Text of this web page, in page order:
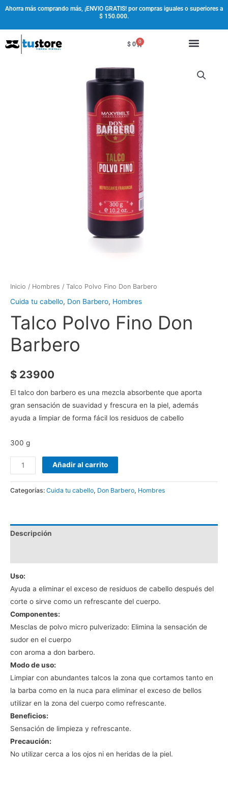
contenido
Ahorra más comprando más, ¡ENVIO GRATIS! por compras iguales o superiores a
$ 150.000.
$0 0
Cart
Inicio / Hombres / Talco Polvo Fino Don Barbero
Cuida tu cabello, Don Barbero, Hombres
Talco Polvo Fino Don
Barbero
$ 23900
El talco don barbero es una mezcla absorbente que aporta
gran sensación de suavidad y frescura en la piel, además
ayuda a limpiar de forma fácil los residuos de cabello
300 g
Añadir al carrito
Categorías: Cuida tu cabello, Don Barbero, Hombres
Descripción
Uso:
Ayuda a eliminar el exceso de residuos de cabello después del
corte o sirve como un refrescante del cuerpo.
Componentes:
Mesclas de polvo micro pulverizado: Elimina la sensación de
sudor en el cuerpo
con aroma a don barbero.
Modo de uso:
Limpiar con abundantes talcos la zona que cortamos tanto en
la barba como en la nuca para eliminar el exceso de bellos
utilizar en la zona del cuerpo como refrescante.
Beneficios:
Sensación de limpieza y refrescante.
Precaución:
No utilizar cerca a los ojos ni en heridas de la piel.